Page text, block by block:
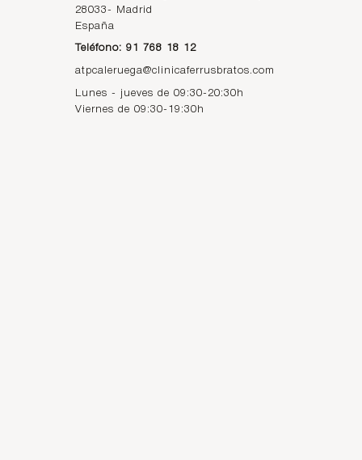
28033-
Madrid
España
Teléfono: 91 768 18 12
atpcaleruega@clinicaferrusbratos.com
Lunes - jueves de 09:30-20:30h
Viernes de 09:30-19:30h